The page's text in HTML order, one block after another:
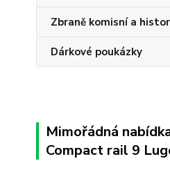
Zbraně komisní a
Dárkové poukázky
Mimořádná
Compact rail 9